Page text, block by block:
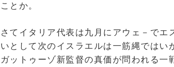
ことか。
さてイタリア代表は九月にアウェ－でエ
いとして次のイスラエルは一筋縄ではい
ガットゥーゾ新監督の真価が問われる